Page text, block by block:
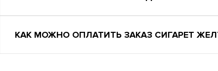
КАК МОЖНО ОПЛАТИТЬ ЗАКАЗ СИГАРЕТ